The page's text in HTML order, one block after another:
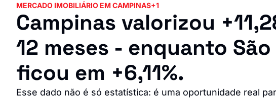
MERCADO IMOBILIÁRIO EM CAMPINAS+1
Campinas valorizou
12 meses - enquanto São
ficou em +6,11%.
Esse dado não é só estatística: é uma oportunidade real